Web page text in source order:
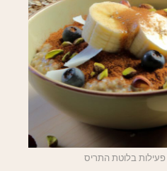
בלוטת התריס